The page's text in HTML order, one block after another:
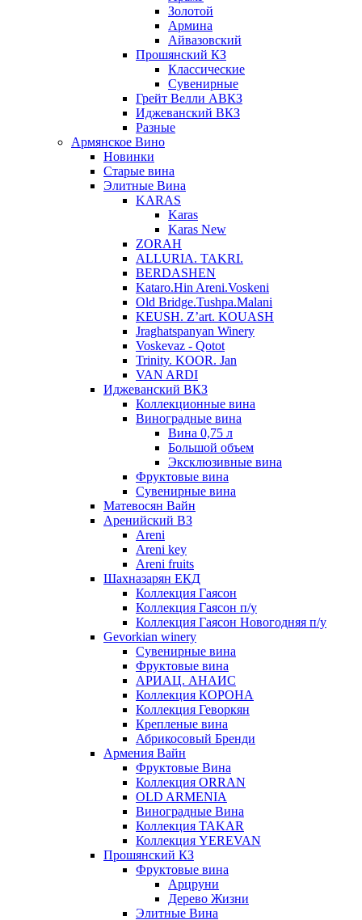
Золотой
Армина
Айвазовский
Прошянский КЗ
Классические
Сувенирные
Грейт Велли АВКЗ
Иджеванский ВКЗ
Разные
Армянское Вино
Новинки
Старые вина
Элитные Вина
KARAS
Karas
Karas New
ZORAH
ALLURIA. TAKRI.
BERDASHEN
Kataro.Hin Areni.Voskeni
Old Bridge.Tushpa.Malani
KEUSH. Z’art. KOUASH
Jraghatspanyan Winery
Voskevaz - Qotot
Trinity. KOOR. Jan
VAN ARDI
Иджеванский ВКЗ
Коллекционные вина
Виноградные вина
Вина 0,75 л
Большой объем
Эксклюзивные вина
Фруктовые вина
Cувенирные вина
Матевосян Вайн
Аренийский ВЗ
Areni
Areni key
Areni fruits
Шахназарян ЕКД
Коллекция Гаясон
Коллекция Гаясон п/у
Коллекция Гаясон Новогодняя п/у
Gevorkian winery
Сувенирные вина
Фруктовые вина
АРИАЦ. АНАИС
Коллекция КОРОНА
Коллекция Геворкян
Крепленые вина
Абрикосовый Бренди
Армения Вайн
Фруктовые Вина
Коллекция ORRAN
OLD ARMENIA
Виноградные Вина
Коллекция TAKAR
Коллекция YEREVAN
Прошянский КЗ
Фруктовые вина
Арцруни
Дерево Жизни
Элитные Вина